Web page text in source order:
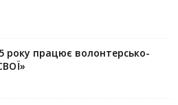
року працює волонтерсько-